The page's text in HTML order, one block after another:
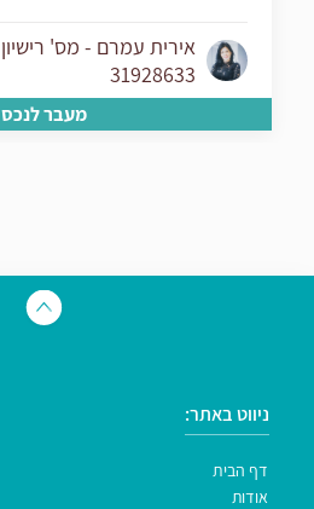
אירית עמרם - מס' רישיון
31928633
מעבר לנכס
ניווט באתר:
דף הבית
אודות